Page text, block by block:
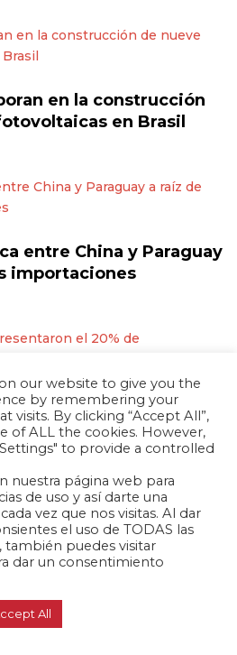
en la construcción
en Brasil
entre China y Paraguay
importaciones
el 20% de
en 2023
puerto de $405
our website to give you the
by remembering your
visits. By clicking “Accept All”,
of ALL the cookies. However,
to provide a controlled
nuestra página web para
de uso y así darte una
vez que nos visitas. Al dar
el uso de TODAS las
también puedes visitar
dar un consentimiento
All